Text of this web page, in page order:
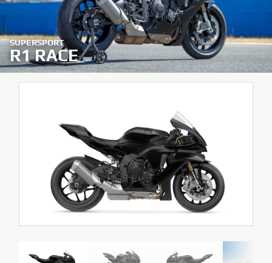
SUPERSPORT
R1 RACE